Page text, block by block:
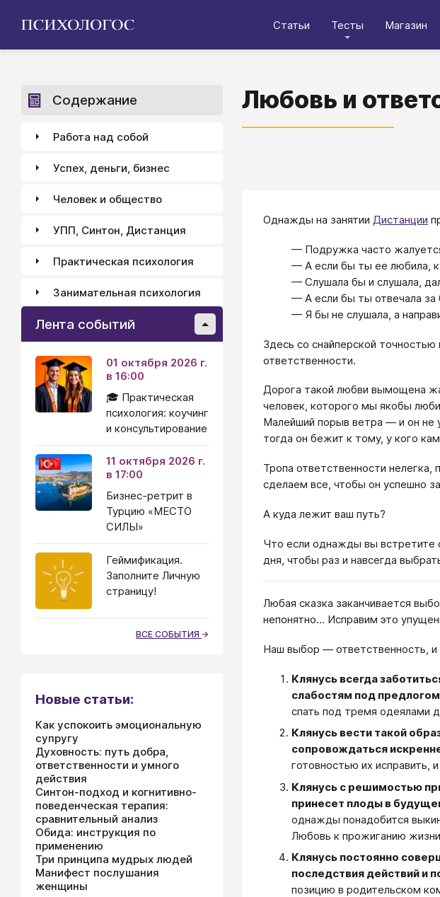
Статьи Тесты Магазин
Любовь и
Однажды на занятии Дистанции
— Подружка часто
— А если бы ты ее любила,
— Слушала бы и слушала,
— А если бы ты отвечала за
— Я бы не слушала, а
Здесь со снайперской
ответственности.
Дорога такой любви вымощена
человек, которого мы якобы
Малейший порыв ветра — и он не
тогда он бежит к тому, у кого
Тропа ответственности
сделаем все, чтобы он успешно
А куда лежит ваш путь?
Что если однажды вы встретите
дня, чтобы раз и навсегда
Любая сказка заканчивается
непонятно… Исправим это
Наш выбор — ответственность, и
Клянусь всегда
слабостям под
спать под тремя одеялами
Клянусь вести такой
сопровождаться
готовностью их
Клянусь с решимостью
принесет плоды в
однажды понадобится
Любовь к прожиганию
Клянусь постоянно
последствия действий и
позицию в родительском
Содержание
Работа над собой
Успех, деньги, бизнес
Человек и общество
УПП, Синтон, Дистанция
Практическая психология
Занимательная психология
Лента событий
01 октября 2026 г.
в 16:00
🎓 Практическая
психология: коучинг
и консультирование
11 октября 2026 г.
в 17:00
Бизнес-ретрит в
Турцию «МЕСТО
СИЛЫ»
Геймификация.
Заполните Личную
страницу!
ВСЕ СОБЫТИЯ
Новые статьи:
Как успокоить эмоциональную
супругу
Духовность: путь добра,
ответственности и умного
действия
Синтон-подход и когнитивно-
поведенческая терапия:
сравнительный анализ
Обида: инструкция по
применению
Три принципа мудрых людей
Манифест послушания
женщины